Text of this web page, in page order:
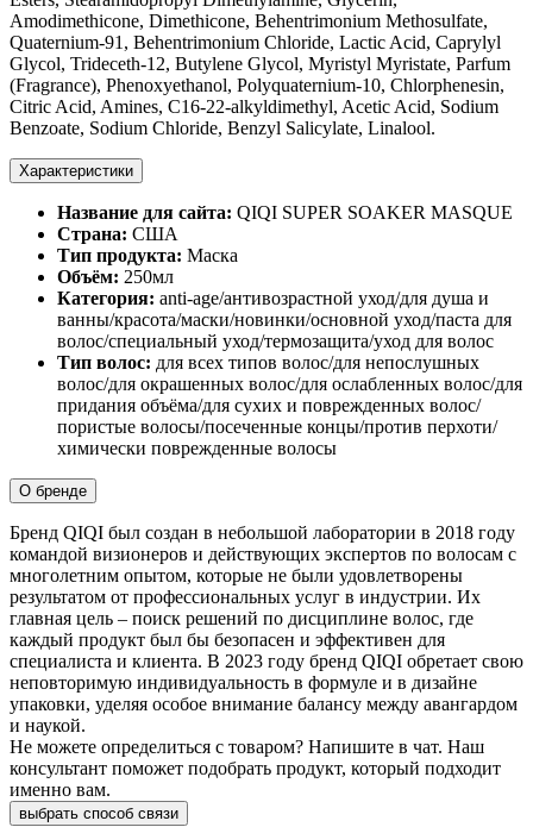
Amodimethicone, Dimethicone, Behentrimonium Methosulfate,
Quaternium-91, Behentrimonium Chloride, Lactic Acid, Caprylyl
Glycol, Trideceth-12, Butylene Glycol, Myristyl Myristate, Parfum
(Fragrance), Phenoxyethanol, Polyquaternium-10, Chlorphenesin,
Citric Acid, Amines, C16-22-alkyldimethyl, Acetic Acid, Sodium
Benzoate, Sodium Chloride, Benzyl Salicylate, Linalool.
Характеристики
Название для сайта: QIQI SUPER SOAKER MASQUE
Страна: США
Тип продукта: Маска
Объём: 250мл
Категория: anti-age/антивозрастной уход/для душа и
ванны/красота/маски/новинки/основной уход/паста для
волос/специальный уход/термозащита/уход для волос
Тип волос: для всех типов волос/для непослушных
волос/для окрашенных волос/для ослабленных волос/для
придания объёма/для сухих и поврежденных волос/
пористые волосы/посеченные концы/против перхоти/
химически поврежденные волосы
О бренде
Бренд QIQI был создан в небольшой лаборатории в 2018 году
командой визионеров и действующих экспертов по волосам с
многолетним опытом, которые не были удовлетворены
результатом от профессиональных услуг в индустрии. Их
главная цель – поиск решений по дисциплине волос, где
каждый продукт был бы безопасен и эффективен для
специалиста и клиента. В 2023 году бренд QIQI обретает свою
неповторимую индивидуальность в формуле и в дизайне
упаковки, уделяя особое внимание балансу между авангардом
и наукой.
Не можете определиться с товаром? Напишите в чат. Наш
консультант поможет подобрать продукт, который подходит
именно вам.
выбрать способ связи